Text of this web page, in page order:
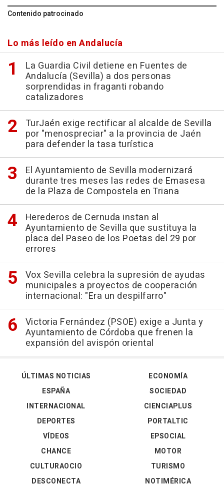
Contenido patrocinado
Lo más leído en Andalucía
La Guardia Civil detiene en Fuentes de
Andalucía (Sevilla) a dos personas
sorprendidas in fraganti robando
catalizadores
TurJaén exige rectificar al alcalde de Sevilla
por "menospreciar" a la provincia de Jaén
para defender la tasa turística
El Ayuntamiento de Sevilla modernizará
durante tres meses las redes de Emasesa
de la Plaza de Compostela en Triana
Herederos de Cernuda instan al
Ayuntamiento de Sevilla que sustituya la
placa del Paseo de los Poetas del 29 por
errores
Vox Sevilla celebra la supresión de ayudas
municipales a proyectos de cooperación
internacional: "Era un despilfarro"
Victoria Fernández (PSOE) exige a Junta y
Ayuntamiento de Córdoba que frenen la
expansión del avispón oriental
ÚLTIMAS NOTICIAS
ESPAÑA
INTERNACIONAL
DEPORTES
VÍDEOS
ECONOMÍA
SOCIEDAD
CIENCIAPLUS
PORTALTIC
EPSOCIAL
CHANCE
CULTURAOCIO
DESCONECTA
MOTOR
TURISMO
NOTIMÉRICA